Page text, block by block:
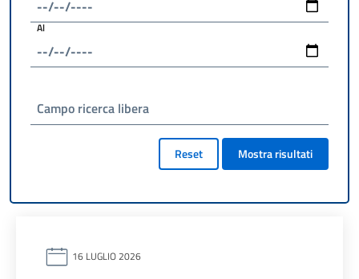
Al
Campo ricerca libera
Reset Mostra risultati
16 LUGLIO 2026